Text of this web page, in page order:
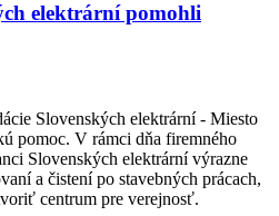
elektrární pomohli
Slovenských elektrární - Miesto
pomoc. V rámci dňa firemného
Slovenských elektrární výrazne
a čistení po stavebných prácach,
centrum pre verejnosť.